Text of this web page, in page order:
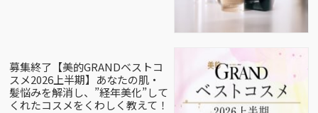
募集終了【美的GRANDベストコ
スメ2026上半期】あなたの肌・
髪悩みを解消し、”経年美化”して
くれたコスメをくわしく教えて！